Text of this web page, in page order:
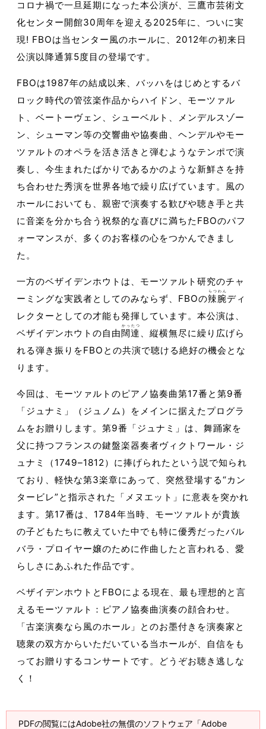
コロナ禍で一旦延期になった本公演が、三鷹市芸術文
化センター開館30周年を迎える2025年に、ついに実
現! FBOは当センター風のホールに、2012年の初来日
公演以降通算5度目の登場です。
FBOは1987年の結成以来、バッハをはじめとするバ
ロック時代の管弦楽作品からハイドン、モーツァル
ト、ベートーヴェン、シューベルト、メンデルスゾー
ン、シューマン等の交響曲や協奏曲、ヘンデルやモー
ツァルトのオペラを活き活きと弾むようなテンポで演
奏し、今生まれたばかりであるかのような新鮮さを持
ち合わせた秀演を世界各地で繰り広げています。風の
ホールにおいても、親密で演奏する歓びや聴き手と共
に音楽を分かち合う祝祭的な喜びに満ちたFBOのパフ
ォーマンスが、多くのお客様の心をつかんできまし
た。
一方のベザイデンホウトは、モーツァルト研究のチャ
ーミングな実践者としてのみならず、FBOの辣腕
らつわん
ディ
レクターとしての才能も発揮しています。本公演は、
ベザイデンホウトの自由闊達
かったつ
、縦横無尽に繰り広げら
れる弾き振りをFBOとの共演で聴ける絶好の機会とな
ります。
今回は、モーツァルトのピアノ協奏曲第17番と第9番
「ジュナミ」（ジュノム）をメインに据えたプログラ
ムをお贈りします。第9番「ジュナミ」は、舞踊家を
父に持つフランスの鍵盤楽器奏者ヴィクトワール・ジ
ュナミ（1749–1812）に捧げられたという説で知られ
ており、軽快な第3楽章にあって、突然登場する“カン
タービレ”と指示された「メヌエット」に意表を突かれ
ます。第17番は、1784年当時、モーツァルトが貴族
の子どもたちに教えていた中でも特に優秀だったバル
バラ・プロイヤー嬢のために作曲したと言われる、愛
らしさにあふれた作品です。
ベザイデンホウトとFBOによる現在、最も理想的と言
えるモーツァルト：ピアノ協奏曲演奏の顔合わせ。
「古楽演奏なら風のホール」とのお墨付きを演奏家と
聴衆の双方からいただいている当ホールが、自信をも
ってお贈りするコンサートです。どうぞお聴き逃しな
く！
PDFの閲覧にはAdobe社の無償のソフトウェア「Adobe